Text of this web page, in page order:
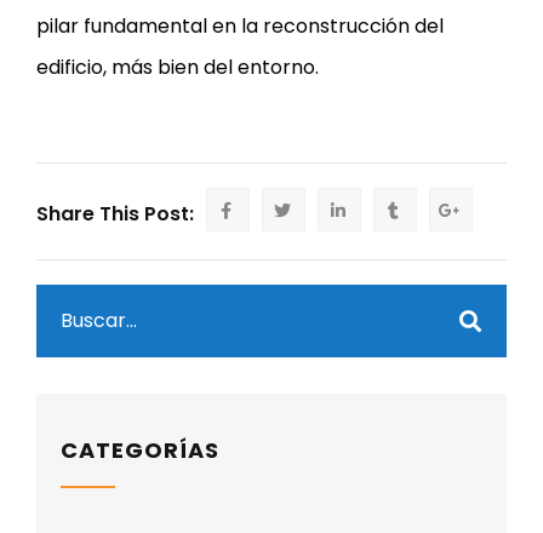
pilar fundamental en la reconstrucción del
edificio, más bien del entorno.
Share This Post:
CATEGORÍAS